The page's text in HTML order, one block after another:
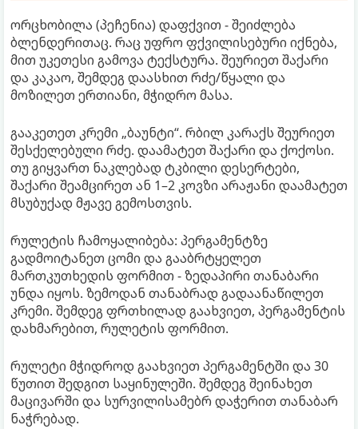
ორცხობილა (პეჩენია) დაფქვით - შეიძლება
ბლენდერითაც. რაც უფრო ფქვილისებური იქნება,
მით უკეთესი გამოვა ტექსტურა. შეურიეთ შაქარი
და კაკაო, შემდეგ დაასხით რძე/წყალი და
მოზილეთ ერთიანი, მჭიდრო მასა.
გააკეთეთ კრემი „ბაუნტი“. რბილ კარაქს შეურიეთ
შესქელებული რძე. დაამატეთ შაქარი და ქოქოსი.
თუ გიყვართ ნაკლებად ტკბილი დესერტები,
შაქარი შეამცირეთ ან 1–2 კოვზი არაჟანი დაამატეთ
მსუბუქად მჟავე გემოსთვის.
რულეტის ჩამოყალიბება: პერგამენტზე
გადმოიტანეთ ცომი და გააბრტყელეთ
მართკუთხედის ფორმით - ზედაპირი თანაბარი
უნდა იყოს. ზემოდან თანაბრად გადაანაწილეთ
კრემი. შემდეგ ფრთხილად გაახვიეთ, პერგამენტის
დახმარებით, რულეტის ფორმით.
რულეტი მჭიდროდ გაახვიეთ პერგამენტში და 30
წუთით შედგით საყინულეში. შემდეგ შეინახეთ
მაცივარში და სურვილისამებრ დაჭერით თანაბარ
ნაჭრებად.